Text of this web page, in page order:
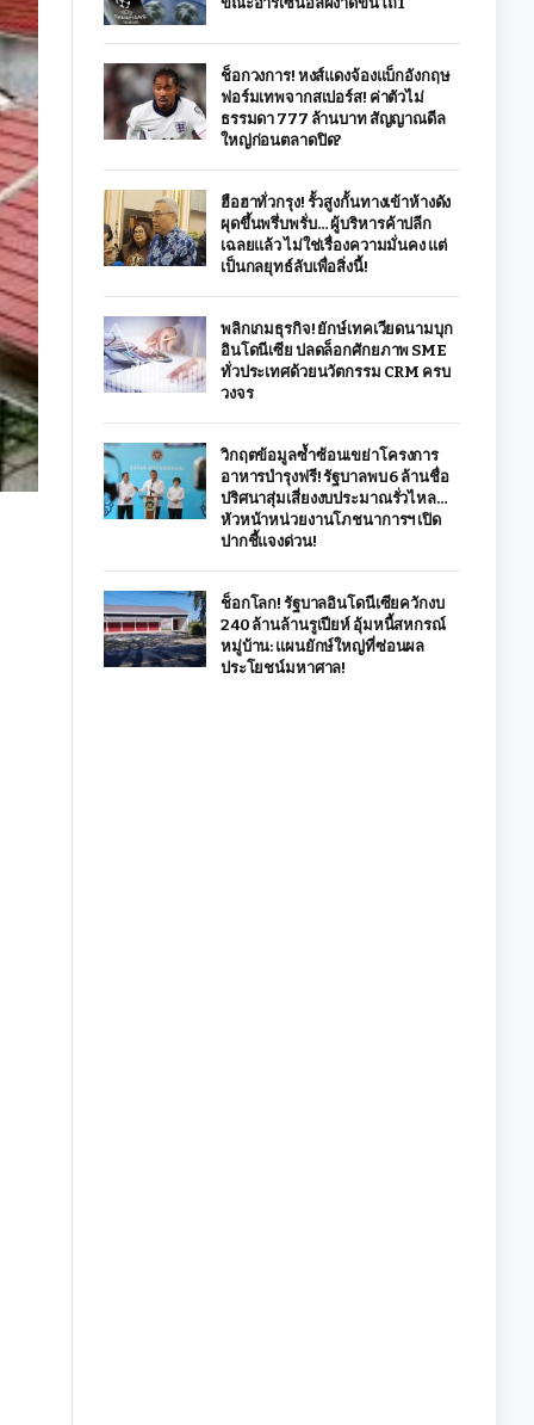
ช็อกวงการ! หงส์แดงจ้องแบ็กอังกฤษ
ฟอร์มเทพจากสเปอร์ส! ค่าตัวไม่
ธรรมดา 777 ล้านบาท สัญญาณดีล
ใหญ่ก่อนตลาดปิด?
ฮือฮาทั่วกรุง! รั้วสูงกั้นทางเข้าห้างดัง
ผุดขึ้นพรึ่บพรั่บ… ผู้บริหารค้าปลีก
เฉลยแล้ว ไม่ใช่เรื่องความมั่นคง แต่
เป็นกลยุทธ์ลับเพื่อสิ่งนี้!
พลิกเกมธุรกิจ! ยักษ์เทคเวียดนามบุก
อินโดนีเซีย ปลดล็อกศักยภาพ SME
ทั่วประเทศด้วยนวัตกรรม CRM ครบ
วงจร
วิกฤตข้อมูลซ้ำซ้อนเขย่าโครงการ
อาหารบำรุงฟรี! รัฐบาลพบ 6 ล้านชื่อ
ปริศนาสุ่มเสี่ยงงบประมาณรั่วไหล…
หัวหน้าหน่วยงานโภชนาการฯ เปิด
ปากชี้แจงด่วน!
ช็อกโลก! รัฐบาลอินโดนีเซียควักงบ
240 ล้านล้านรูเปียห์ อุ้มหนี้สหกรณ์
หมู่บ้าน: แผนยักษ์ใหญ่ที่ซ่อนผล
ประโยชน์มหาศาล!